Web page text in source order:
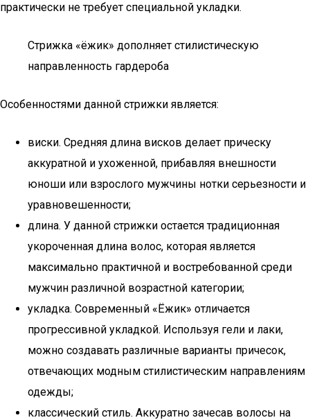
практически не требует специальной укладки.
Стрижка «ёжик» дополняет стилистическую
направленность гардероба
Особенностями данной стрижки является:
виски. Средняя длина висков делает прическу
аккуратной и ухоженной, прибавляя внешности
юноши или взрослого мужчины нотки серьезности и
уравновешенности;
длина. У данной стрижки остается традиционная
укороченная длина волос, которая является
максимально практичной и востребованной среди
мужчин различной возрастной категории;
укладка. Современный «Ёжик» отличается
прогрессивной укладкой. Используя гели и лаки,
можно создавать различные варианты причесок,
отвечающих модным стилистическим направлениям
одежды;
классический стиль. Аккуратно зачесав волосы на